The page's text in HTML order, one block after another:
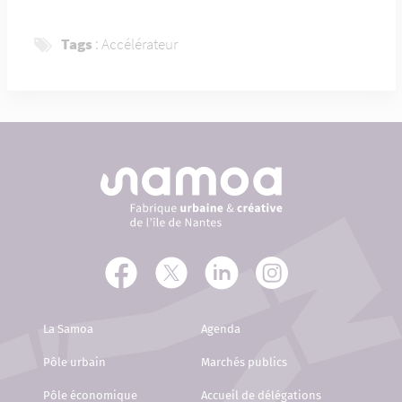
Tags :Accélérateur
La Samoa
Pôle urbain
Pôle économique
Agenda
Marchés publics
Accueil de délégations